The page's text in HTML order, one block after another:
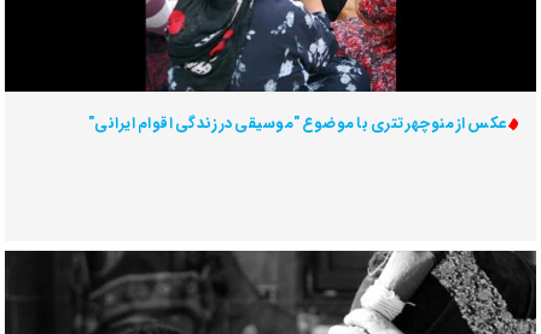
عکس از منوچهر تتری با موضوع "موسیقی در زندگی اقوام ایرانی"